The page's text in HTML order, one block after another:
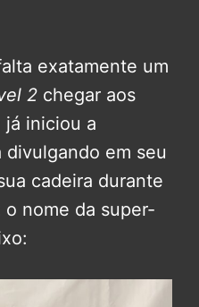
exatamente um
2 chegar aos
já iniciou a
em seu
cadeira durante
nome da super-